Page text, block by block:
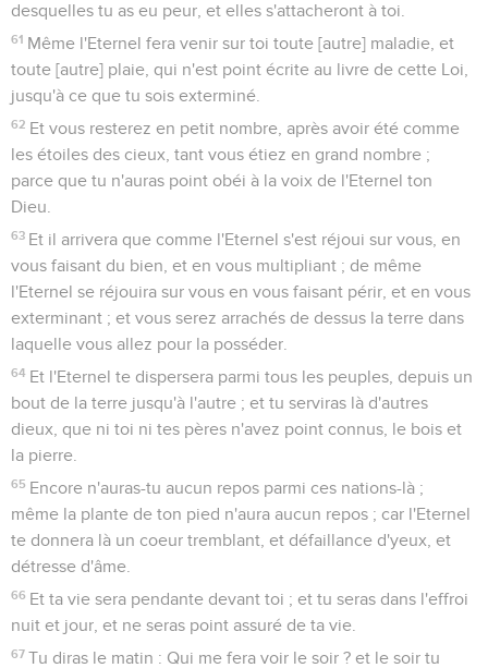
desquelles tu as eu peur, et elles s'attacheront à toi.
61 Même l'Eternel fera venir sur toi toute [autre] maladie, et
toute [autre] plaie, qui n'est point écrite au livre de cette Loi,
jusqu'à ce que tu sois exterminé.
62 Et vous resterez en petit nombre, après avoir été comme
les étoiles des cieux, tant vous étiez en grand nombre ;
parce que tu n'auras point obéi à la voix de l'Eternel ton
Dieu.
63 Et il arrivera que comme l'Eternel s'est réjoui sur vous, en
vous faisant du bien, et en vous multipliant ; de même
l'Eternel se réjouira sur vous en vous faisant périr, et en vous
exterminant ; et vous serez arrachés de dessus la terre dans
laquelle vous allez pour la posséder.
64 Et l'Eternel te dispersera parmi tous les peuples, depuis un
bout de la terre jusqu'à l'autre ; et tu serviras là d'autres
dieux, que ni toi ni tes pères n'avez point connus, le bois et
la pierre.
65 Encore n'auras-tu aucun repos parmi ces nations-là ;
même la plante de ton pied n'aura aucun repos ; car l'Eternel
te donnera là un coeur tremblant, et défaillance d'yeux, et
détresse d'âme.
66 Et ta vie sera pendante devant toi ; et tu seras dans l'effroi
nuit et jour, et ne seras point assuré de ta vie.
67 Tu diras le matin : Qui me fera voir le soir ? et le soir tu